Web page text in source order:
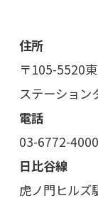
住所
〒105-5520
ステーション
電話
03-6772-4000
日比谷線
虎ノ門ヒルズ